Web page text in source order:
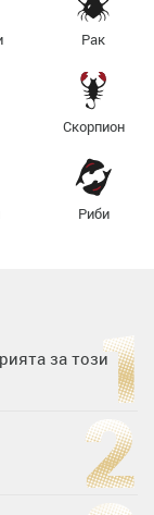
Рак
Скорпион
Риби
за този